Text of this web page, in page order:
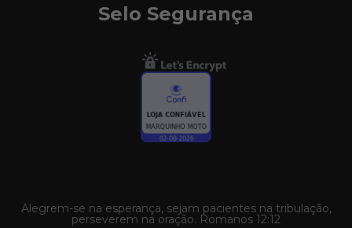
Selo Segurança
Alegrem-se na esperança, sejam pacientes na tribulação,
perseverem na oração. Romanos 12:12